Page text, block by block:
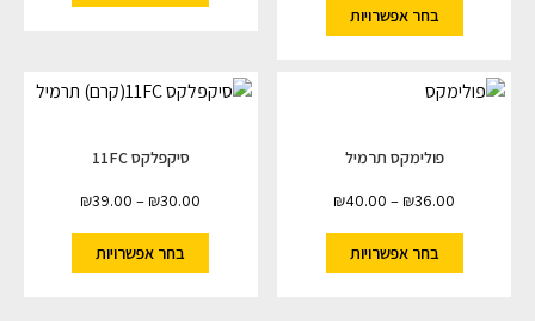
בחר אפשרויות
פולימקס תרמיל
₪36.00
–
₪40.00
בחר אפשרויות
סיקפלקס 11FC
₪30.00
–
₪39.00
בחר אפשרויות